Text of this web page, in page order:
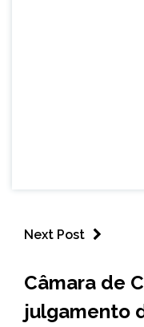
Next Post
NOTÍCIAS
Câmara de
julgamento